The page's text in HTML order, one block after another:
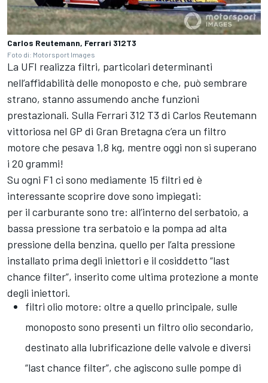
Carlos Reutemann, Ferrari 312T3
Foto di: Motorsport Images
La UFI realizza filtri, particolari determinanti
nell’affidabilità delle monoposto e che, può sembrare
strano, stanno assumendo anche funzioni
prestazionali. Sulla Ferrari 312 T3 di Carlos Reutemann
vittoriosa nel GP di Gran Bretagna c’era un filtro
motore che pesava 1,8 kg, mentre oggi non si superano
i 20 grammi!
Su ogni F1 ci sono mediamente 15 filtri ed è
interessante scoprire dove sono impiegati:
per il carburante sono tre: all’interno del serbatoio, a
bassa pressione tra serbatoio e la pompa ad alta
pressione della benzina, quello per l’alta pressione
installato prima degli iniettori e il cosiddetto “last
chance filter”, inserito come ultima protezione a monte
degli iniettori.
filtri olio motore: oltre a quello principale, sulle
monoposto sono presenti un filtro olio secondario,
destinato alla lubrificazione delle valvole e diversi
“last chance filter”, che agiscono sulle pompe di